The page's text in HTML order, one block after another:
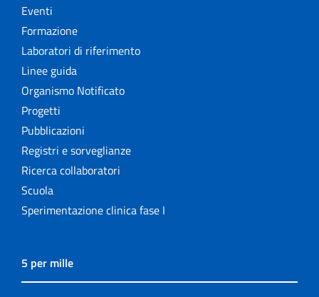
Eventi
Formazione
Laboratori di riferimento
Linee guida
Organismo Notificato
Progetti
Pubblicazioni
Registri e sorveglianze
Ricerca collaboratori
Scuola
Sperimentazione clinica fase I
5 per mille